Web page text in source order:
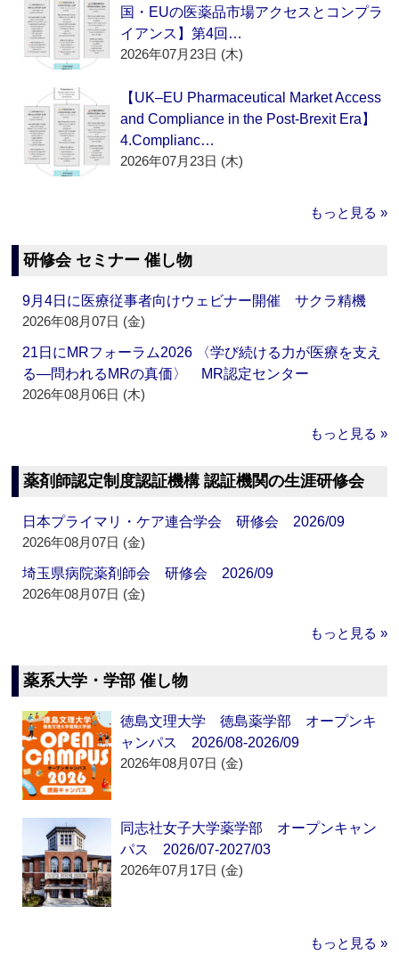
国・EUの医薬品市場アクセスとコンプラ
イアンス】第4回…
2026年07月23日 (木)
【UK–EU Pharmaceutical Market Access
and Compliance in the Post-Brexit Era】
4.Complianc…
2026年07月23日 (木)
もっと見る »
研修会 セミナー 催し物
9月4日に医療従事者向けウェビナー開催 サクラ精機
2026年08月07日 (金)
21日にMRフォーラム2026 〈学び続ける力が医療を支え
る―問われるMRの真価〉 MR認定センター
2026年08月06日 (木)
もっと見る »
薬剤師認定制度認証機構 認証機関の生涯研修会
日本プライマリ・ケア連合学会 研修会 2026/09
2026年08月07日 (金)
埼玉県病院薬剤師会 研修会 2026/09
2026年08月07日 (金)
もっと見る »
薬系大学・学部 催し物
徳島文理大学 徳島薬学部 オープンキ
ャンパス 2026/08-2026/09
2026年08月07日 (金)
同志社女子大学薬学部 オープンキャン
パス 2026/07-2027/03
2026年07月17日 (金)
もっと見る »